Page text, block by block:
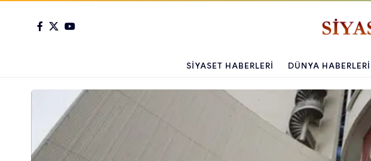
SIYASET HABERLERI DÜNYA HABERLERI